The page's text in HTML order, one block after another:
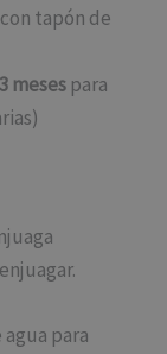
tapón de
3 mesespara
para